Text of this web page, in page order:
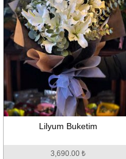
Lilyum Buketim
3,690.00 ₺